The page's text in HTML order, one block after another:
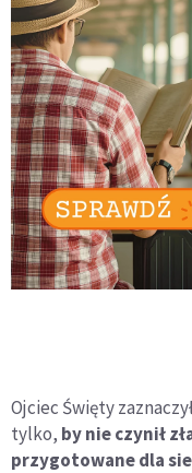
Ojciec Święty
tylko, by nie czynił
przygotowane dla